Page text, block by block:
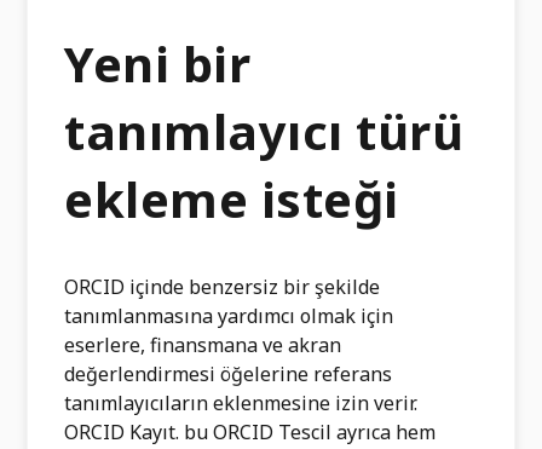
Yeni bir
tanımlayıcı türü
ekleme isteği
ORCID içinde benzersiz bir şekilde
tanımlanmasına yardımcı olmak için
eserlere, finansmana ve akran
değerlendirmesi öğelerine referans
tanımlayıcıların eklenmesine izin verir.
ORCID Kayıt. bu ORCID Tescil ayrıca hem